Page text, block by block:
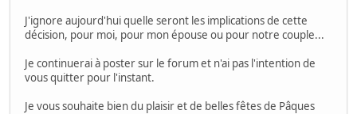
J'ignore aujourd'hui quelle seront les implications de cette
décision, pour moi, pour mon épouse ou pour notre couple...
Je continuerai à poster sur le forum et n'ai pas l'intention de
vous quitter pour l'instant.
Je vous souhaite bien du plaisir et de belles fêtes de Pâques